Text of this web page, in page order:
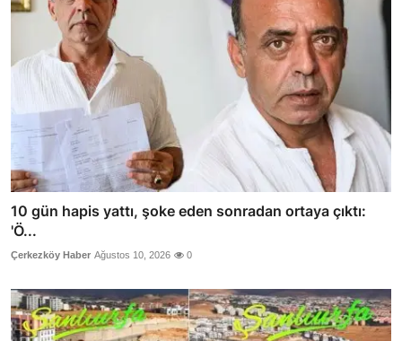
10 gün hapis yattı, şoke eden sonradan ortaya çıktı:
'Ö...
Çerkezköy Haber Ağustos 10, 2026 0